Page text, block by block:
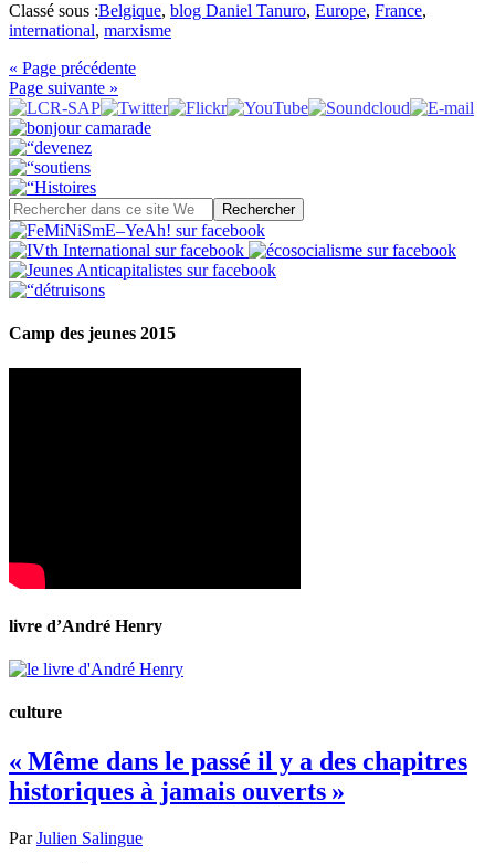
Classé sous :Belgique, blog Daniel Tanuro, Europe, France,
international, marxisme
« Page précédente
Page suivante »
Camp des jeunes 2015
livre d’André Henry
culture
« Même dans le passé il y a des chapitres
historiques à jamais ouverts »
ParJulien Salingue